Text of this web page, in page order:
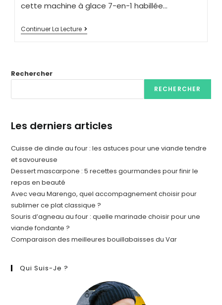
cette machine à glace 7-en-1 habillée…
Continuer La Lecture
Rechercher
RECHERCHER
Les derniers articles
Cuisse de dinde au four : les astuces pour une viande tendre
et savoureuse
Dessert mascarpone : 5 recettes gourmandes pour finir le
repas en beauté
Avec veau Marengo, quel accompagnement choisir pour
sublimer ce plat classique ?
Souris d’agneau au four : quelle marinade choisir pour une
viande fondante ?
Comparaison des meilleures bouillabaisses du Var
Qui Suis-Je ?